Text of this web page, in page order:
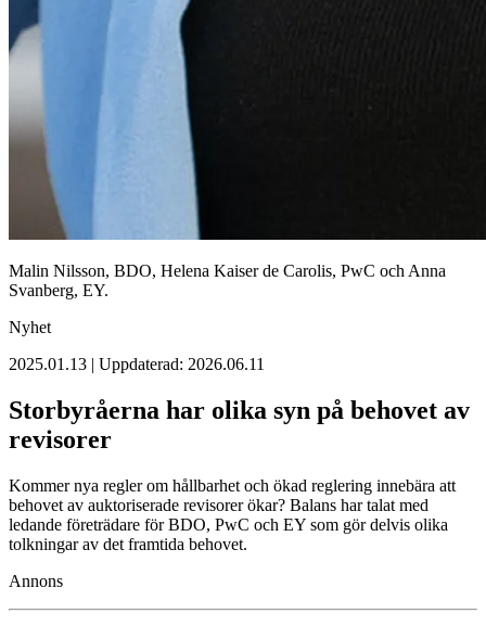
Malin Nilsson, BDO, Helena Kaiser de Carolis, PwC och Anna
Svanberg, EY.
Nyhet
2025.01.13 | Uppdaterad: 2026.06.11
Storbyråerna har olika syn på behovet av
revisorer
Kommer nya regler om hållbarhet och ökad reglering innebära att
behovet av auktoriserade revisorer ökar? Balans har talat med
ledande företrädare för BDO, PwC och EY som gör delvis olika
tolkningar av det framtida behovet.
Annons